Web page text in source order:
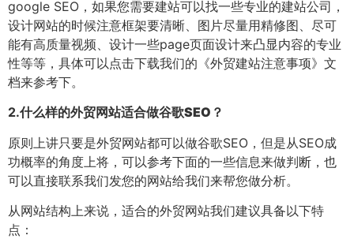
google SEO，如果您需要建站可以找一些专业的建站公司，
设计网站的时候注意框架要清晰、图片尽量用精修图、尽可
能有高质量视频、设计一些page页面设计来凸显内容的专业
性等等，具体可以点击下载我们的《外贸建站注意事项》文
档来参考下。
2.什么样的外贸网站适合做谷歌SEO？
原则上讲只要是外贸网站都可以做谷歌SEO，但是从SEO成
功概率的角度上将，可以参考下面的一些信息来做判断，也
可以直接联系我们发您的网站给我们来帮您做分析。
从网站结构上来说，适合的外贸网站我们建议具备以下特
点：